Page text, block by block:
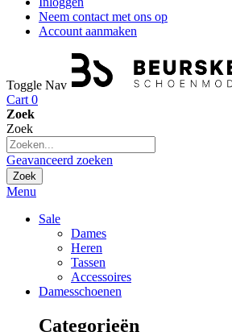
Neem contact met ons op
Account aanmaken
Toggle Nav
Cart 0
Zoek
Zoek
Geavanceerd zoeken
Zoek
Menu
Sale
Dames
Heren
Tassen
Accessoires
Damesschoenen
Categorieën